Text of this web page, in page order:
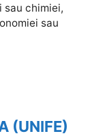
chimiei,
sau
(UNIFE)